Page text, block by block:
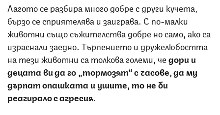
Лагото се разбира много добре с други кучета,
бързо се сприятелява и заиграва. С по-малки
животни също съжителства добре но само, ако са
израснали заедно. Търпението и дружелюбостта
на тези животни са толкова големи, чедори и
децата ви да го „тормозят“ с часове, да му
дърпат опашката и ушите, то не би
реагирало с агресия.